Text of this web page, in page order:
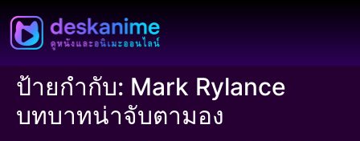
ป้ายกำกับ: Mark Rylance
บทบาทน่าจับตามอง